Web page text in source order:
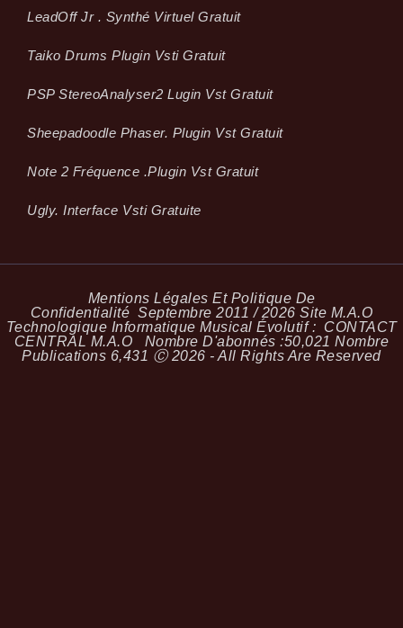
LeadOff Jr . Synthé Virtuel Gratuit
Taiko Drums Plugin Vsti Gratuit
PSP StereoAnalyser2 Lugin Vst Gratuit
Sheepadoodle Phaser. Plugin Vst Gratuit
Note 2 Fréquence .plugin Vst Gratuit
Ugly. Interface Vsti Gratuite
Mentions Légales Et Politique De
Confidentialité Septembre 2011 / 2026 Site M.A.O
Technologique Informatique Musical Évolutif : CONTACT
CENTRAL M.A.O Nombre D'abonnés :50,021 Nombre
Publications 6,431 Ⓒ 2026 - All Rights Are Reserved